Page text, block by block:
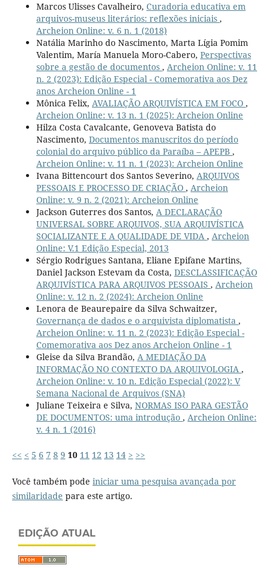
Marcos Ulisses Cavalheiro, Curadoria educativa em
arquivos-museus literários: reflexões iniciais ,
Archeion Online: v. 6 n. 1 (2018)
Natália Marinho do Nascimento, Marta Lígia Pomim
Valentim, María Manuela Moro-Cabero, Perspectivas
sobre a gestão de documentos , Archeion Online: v. 11
n. 2 (2023): Edição Especial - Comemorativa aos Dez
anos Archeion Online - 1
Mônica Felix, AVALIAÇÃO ARQUIVÍSTICA EM FOCO ,
Archeion Online: v. 13 n. 1 (2025): Archeion Online
Hilza Costa Cavalcante, Genoveva Batista do
Nascimento, Documentos manuscritos do período
colonial do arquivo público da Paraíba – APEPB ,
Archeion Online: v. 11 n. 1 (2023): Archeion Online
Ivana Bittencourt dos Santos Severino, ARQUIVOS
PESSOAIS E PROCESSO DE CRIAÇÃO , Archeion
Online: v. 9 n. 2 (2021): Archeion Online
Jackson Guterres dos Santos, A DECLARAÇÃO
UNIVERSAL SOBRE ARQUIVOS, SUA ARQUIVÍSTICA
SOCIALIZANTE E A QUALIDADE DE VIDA , Archeion
Online: V.1 Edição Especial, 2013
Sérgio Rodrigues Santana, Eliane Epifane Martins,
Daniel Jackson Estevam da Costa, DESCLASSIFICAÇÃO
ARQUIVÍSTICA PARA ARQUIVOS PESSOAIS , Archeion
Online: v. 12 n. 2 (2024): Archeion Online
Lenora de Beaurepaire da Silva Schwaitzer,
Governança de dados e o arquivista diplomatista ,
Archeion Online: v. 11 n. 2 (2023): Edição Especial -
Comemorativa aos Dez anos Archeion Online - 1
Gleise da Silva Brandão, A MEDIAÇÃO DA
INFORMAÇÃO NO CONTEXTO DA ARQUIVOLOGIA ,
Archeion Online: v. 10 n. Edição Especial (2022): V
Semana Nacional de Arquivos (SNA)
Juliane Teixeira e Silva, NORMAS ISO PARA GESTÃO
DE DOCUMENTOS: uma introdução , Archeion Online:
v. 4 n. 1 (2016)
<< < 5 6 7 8 9 10 11 12 13 14 > >>
Você também pode iniciar uma pesquisa avançada por
similaridade para este artigo.
EDIÇÃO ATUAL